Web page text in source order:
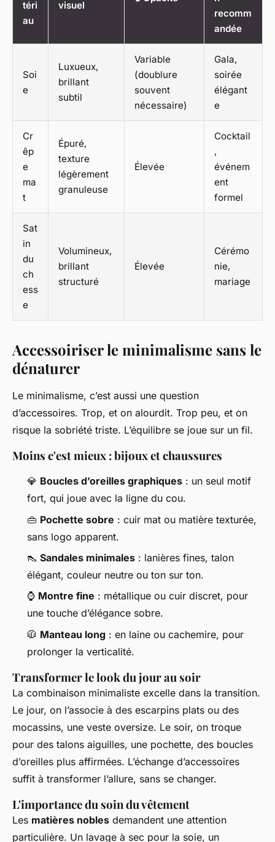
téri
au
visuel
recomm
andée
Soi
e
Luxueux,
brillant
subtil
Variable
(doublure
souvent
nécessaire)
Gala,
soirée
élégant
e
Cr
êp
e
ma
t
Épuré,
texture
légèrement
granuleuse
Élevée
Cocktail
,
événem
ent
formel
Sat
in
du
ch
ess
e
Volumineux,
brillant
structuré
Élevée
Cérémo
nie,
mariage
Accessoiriser le minimalisme sans le
dénaturer
Le minimalisme, c’est aussi une question
d’accessoires. Trop, et on alourdit. Trop peu, et on
risque la sobriété triste. L’équilibre se joue sur un fil.
Moins c'est mieux : bijoux et chaussures
💎 Boucles d’oreilles graphiques : un seul motif
fort, qui joue avec la ligne du cou.
👜 Pochette sobre : cuir mat ou matière texturée,
sans logo apparent.
👠 Sandales minimales : lanières fines, talon
élégant, couleur neutre ou ton sur ton.
⌚ Montre fine : métallique ou cuir discret, pour
une touche d’élégance sobre.
🧥 Manteau long : en laine ou cachemire, pour
prolonger la verticalité.
Transformer le look du jour au soir
La combinaison minimaliste excelle dans la transition.
Le jour, on l’associe à des escarpins plats ou des
mocassins, une veste oversize. Le soir, on troque
pour des talons aiguilles, une pochette, des boucles
d’oreilles plus affirmées. L’échange d’accessoires
suffit à transformer l’allure, sans se changer.
L'importance du soin du vêtement
Les matières nobles demandent une attention
particulière. Un lavage à sec pour la soie, un